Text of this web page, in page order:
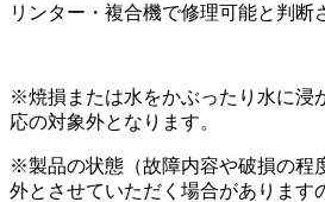
リンター・複合機で修理可能と判断
※焼損または水をかぶったり水に浸
応の対象外となります。
※製品の状態（故障内容や破損の程
外とさせていただく場合があります